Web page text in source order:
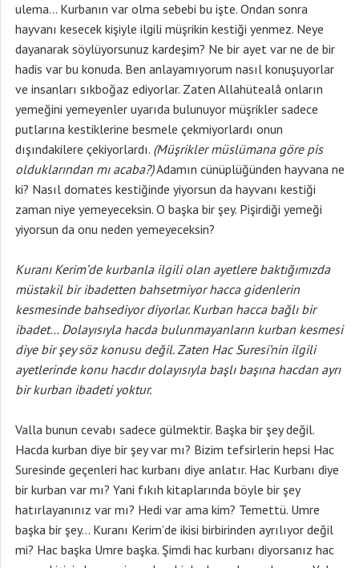
ulema… Kurbanın var olma sebebi bu işte. Ondan sonra
hayvanı kesecek kişiyle ilgili müşrikin kestiği yenmez. Neye
dayanarak söylüyorsunuz kardeşim? Ne bir ayet var ne de bir
hadis var bu konuda. Ben anlayamıyorum nasıl konuşuyorlar
ve insanları sıkboğaz ediyorlar. Zaten Allahütealâ onların
yemeğini yemeyenler uyarıda bulunuyor müşrikler sadece
putlarına kestiklerine besmele çekmiyorlardı onun
dışındakilere çekiyorlardı. (Müşrikler müslümana göre pis
olduklarından mı acaba?)Adamın cünüplüğünden hayvana ne
ki? Nasıl domates kestiğinde yiyorsun da hayvanı kestiği
zaman niye yemeyeceksin. O başka bir şey. Pişirdiği yemeği
yiyorsun da onu neden yemeyeceksin?
Kuranı Kerim’de kurbanla ilgili olan ayetlere baktığımızda
müstakil bir ibadetten bahsetmiyor hacca gidenlerin
kesmesinde bahsediyor diyorlar. Kurban hacca bağlı bir
ibadet… Dolayısıyla hacda bulunmayanların kurban kesmesi
diye bir şey söz konusu değil. Zaten Hac Suresi’nin ilgili
ayetlerinde konu hacdır dolayısıyla başlı başına hacdan ayrı
bir kurban ibadeti yoktur.
Valla bunun cevabı sadece gülmektir. Başka bir şey değil.
Hacda kurban diye bir şey var mı? Bizim tefsirlerin hepsi Hac
Suresinde geçenleri hac kurbanı diye anlatır. Hac Kurbanı diye
bir kurban var mı? Yani fıkıh kitaplarında böyle bir şey
hatırlayanınız var mı? Hedi var ama kim? Temettü. Umre
başka bir şey… Kuranı Kerim’de ikisi birbirinden ayrılıyor değil
mi? Hac başka Umre başka. Şimdi hac kurbanı diyorsanız hac